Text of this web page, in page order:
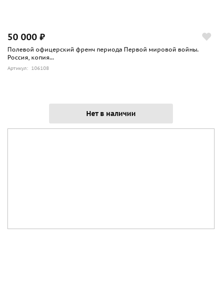
50 000 ₽
Полевой офицерский френч периода Первой мировой войны.
Россия, копия...
Артикул: 106108
Нет в наличии